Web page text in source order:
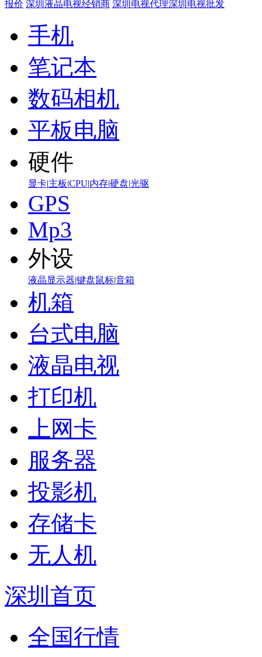
报价 深圳液晶电视经销商 深圳电视代理深圳电视批发
手机
笔记本
数码相机
平板电脑
硬件
显卡|主板|CPU|内存|硬盘|光驱
GPS
Mp3
外设
液晶显示器|键盘鼠标|音箱
机箱
台式电脑
液晶电视
打印机
上网卡
服务器
投影机
存储卡
无人机
深圳首页
全国行情